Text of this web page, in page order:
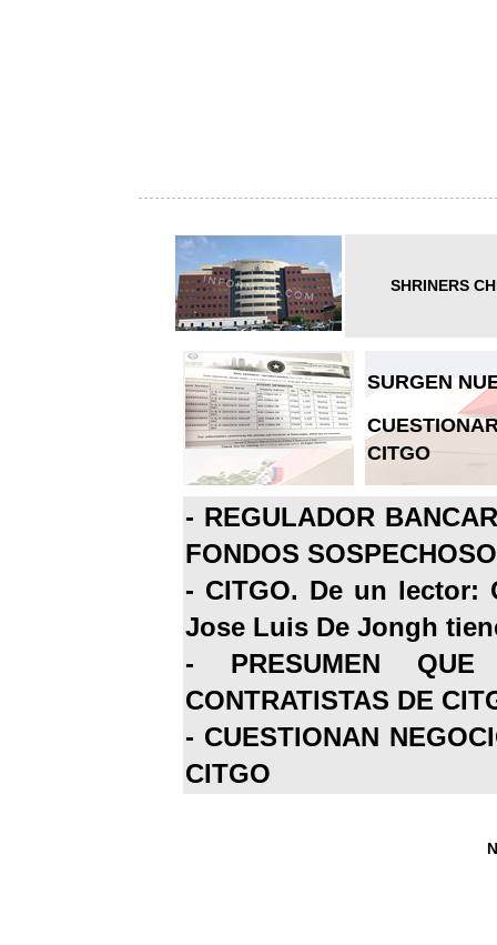
SHRINERS
SURGEN
CITGO
- REGULADOR
FONDOS
- CITGO. De un lector:
Jose Luis De Jongh
- PRESUMEN
CONTRATISTAS DE
- CUESTIONAN
CITGO